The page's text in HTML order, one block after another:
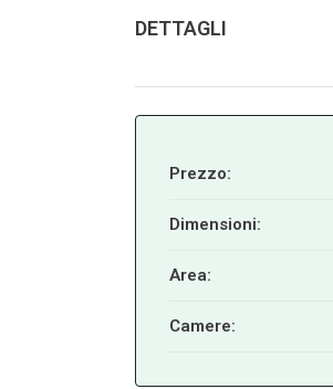
DETTAGLI
Prezzo:
Dimensioni:
Area:
Camere: